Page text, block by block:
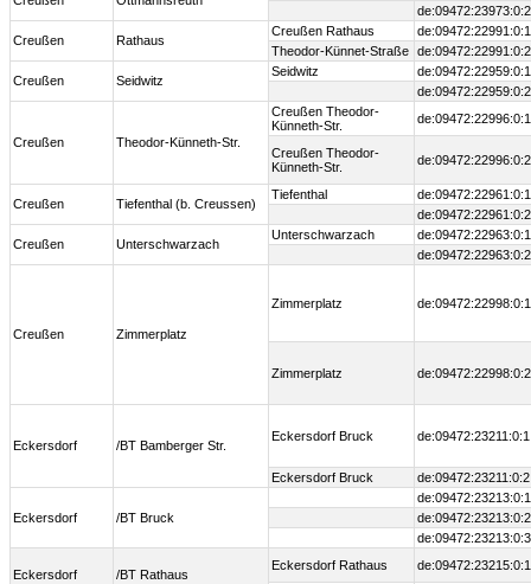
de:09472:23973:0:2
Creußen Rathaus
Creußen Rathaus
de:09472:22991:0:1
Theodor-Künnet-Straße de:09472:22991:0:2
Creußen Seidwitz
Seidwitz
de:09472:22959:0:1
de:09472:22959:0:2
Creußen Theodor-Künneth-Str.
Creußen Theodor-
Künneth-Str.
de:09472:22996:0:1
Creußen Theodor-
Künneth-Str.
de:09472:22996:0:2
Creußen Tiefenthal (b. Creussen)
Tiefenthal
de:09472:22961:0:1
de:09472:22961:0:2
Creußen Unterschwarzach
Unterschwarzach
de:09472:22963:0:1
de:09472:22963:0:2
Creußen Zimmerplatz
Zimmerplatz de:09472:22998:0:1
Zimmerplatz de:09472:22998:0:2
Eckersdorf /BT Bamberger Str.
Eckersdorf Bruck de:09472:23211:0:1
Eckersdorf Bruck de:09472:23211:0:2
Eckersdorf /BT Bruck
de:09472:23213:0:1
de:09472:23213:0:2
de:09472:23213:0:3
Eckersdorf /BT Rathaus
Eckersdorf Rathaus
de:09472:23215:0:1